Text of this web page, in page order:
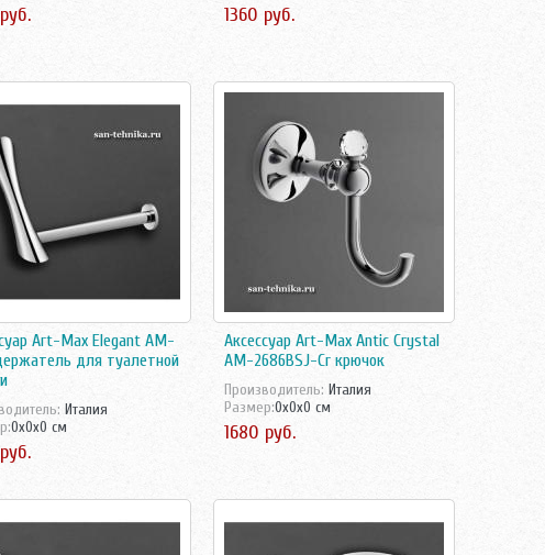
1360 руб.
Art-Max Elegant AM-
для туалетной
Италия
0x0x0 см
Аксессуар Art-Max Antic Crystal
AM-2686BSJ-Cr крючок
Производитель: Италия
Размер:0x0x0 см
1680 руб.